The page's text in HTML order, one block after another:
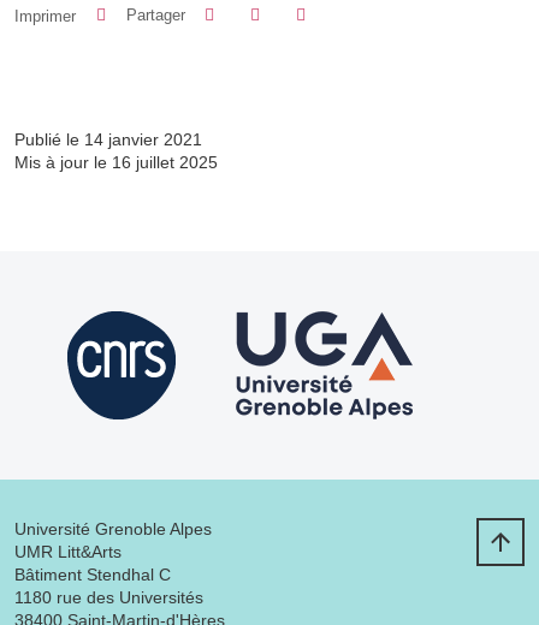
Imprimer Partager Partager sur Facebook
Partager sur LinkedIn
Publié le 14 janvier 2021
Mis à jour le 16 juillet 2025
Université Grenoble Alpes
UMR Litt&Arts
Bâtiment Stendhal C
1180 rue des Universités
38400 Saint-Martin-d'Hères